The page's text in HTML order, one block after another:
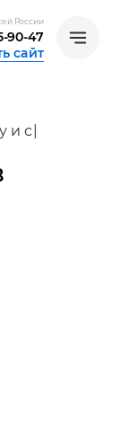
России
90-47
сайт